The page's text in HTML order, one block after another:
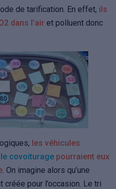
de tarification. En effet, ils
dans l’air et polluent donc
les véhicules
le covoiturage pourraient eux
. On imagine alors qu’une
pour l’occasion. Le tri